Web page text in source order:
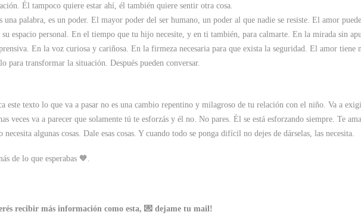
Él tampoco quiere estar ahí, él también quiere sentir otra cosa.
una palabra, es un poder. El mayor poder del ser humano, un poder al que nadie se resiste. El amor
espacio personal. En el tiempo que tu hijo necesite, y en ti también, para calmarte. En la mirada sin
En la voz curiosa y cariñosa. En la firmeza necesaria para que exista la seguridad. El amor tiene
para transformar la situación. Después pueden conversar.
este texto lo que va a pasar no es una cambio repentino y milagroso de tu relación con el niño. Va a
veces va a parecer que solamente tú te esforzás y él no. No pares. Él se está esforzando siempre. Te
algunas cosas. Dale esas cosas. Y cuando todo se ponga difícil no dejes de dárselas, las necesita.
de lo que esperabas 🧡.
recibir más información como esta, 💌 dejame tu mail!